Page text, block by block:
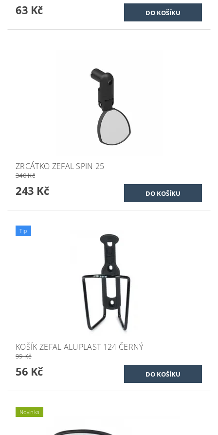
63 Kč
ZRCÁTKO ZEFAL SPIN 25
340 Kč
243 Kč
Tip
KOŠÍK ZEFAL ALUPLAST 124 ČERNÝ
99 Kč
56 Kč
Novinka